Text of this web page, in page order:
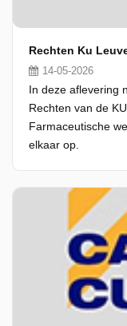
14-05-2026
In deze aflevering
Rechten van de
Farmaceutische
elkaar op.